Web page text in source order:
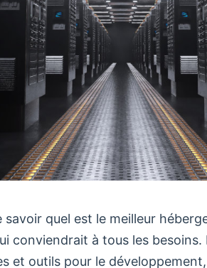
savoir quel est le meilleur
conviendrait à tous les
et outils pour le